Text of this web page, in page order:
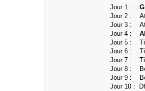
Jour 1 :
Jour 2 :
Jour 3 :
Jour 4 :
Jour 5 :
Jour 6 :
Jour 7 :
Jour 8 :
Jour 9 :
Jour 10 :